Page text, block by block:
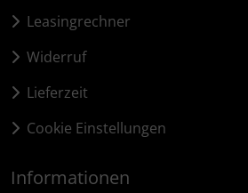
Leasingrechner
Widerruf
Lieferzeit
Cookie Einstellungen
Informationen